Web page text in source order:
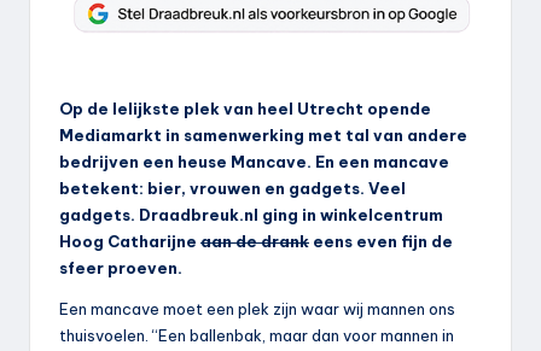
Op de lelijkste plek van heel Utrecht opende
Mediamarkt in samenwerking met tal van andere
bedrijven een heuse Mancave. En een mancave
betekent: bier, vrouwen en gadgets. Veel
gadgets. Draadbreuk.nl ging in winkelcentrum
Hoog Catharijne aan de drank eens even fijn de
sfeer proeven.
Een mancave moet een plek zijn waar wij mannen ons
thuisvoelen. “Een ballenbak, maar dan voor mannen in